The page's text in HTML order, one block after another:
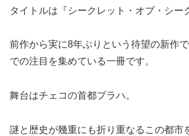
タイトルは『シークレット・オブ・シー
前作から実に8年ぶりという待望の新作
での注目を集めている一冊です。
舞台はチェコの首都プラハ。
謎と歴史が幾重にも折り重なるこの都市